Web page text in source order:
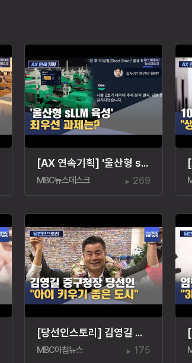
[AX 연속기획] '울산형 sLLM 육성' 최우선 과제는?
MBC뉴스데스크 269
[당선인스토리] 김영길 중구청장 당선인 "아이 키우기 좋은 도시"
MBC아침뉴스 175